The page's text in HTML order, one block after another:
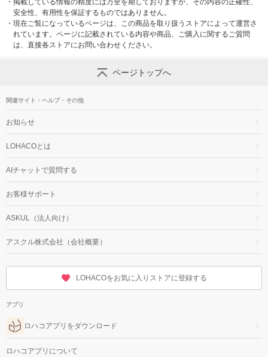
・ 掲載している情報の精度には万全を期しておりますが、その内容の正確性、
安全性、有用性を保証するものではありません。
・ 現在ご覧になっているページは、この商品を取り扱うストアによって運営さ
れています。ページに記載されている内容や商品、ご購入に関するご質問
は、直接各ストアにお問い合わせください。
ページトップへ
関連サイト・ヘルプ・その他
お知らせ
LOHACOとは
AIチャットで質問する
お客様サポート
ASKUL（法人向け）
アスクル株式会社（会社概要）
LOHACOをお気に入りストアに登録する
アプリ
ロハコアプリをダウンロード
ロハコアプリについて